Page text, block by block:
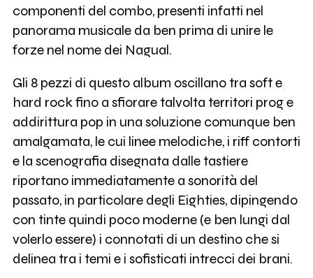
componenti del combo, presenti infatti nel
panorama musicale da ben prima di unire le
forze nel nome dei Nagual.
Gli 8 pezzi di questo album oscillano tra soft e
hard rock fino a sfiorare talvolta territori prog e
addirittura pop in una soluzione comunque ben
amalgamata, le cui linee melodiche, i riff contorti
e la scenografia disegnata dalle tastiere
riportano immediatamente a sonorità del
passato, in particolare degli Eighties, dipingendo
con tinte quindi poco moderne (e ben lungi dal
volerlo essere) i connotati di un destino che si
delinea tra i temi e i sofisticati intrecci dei brani.